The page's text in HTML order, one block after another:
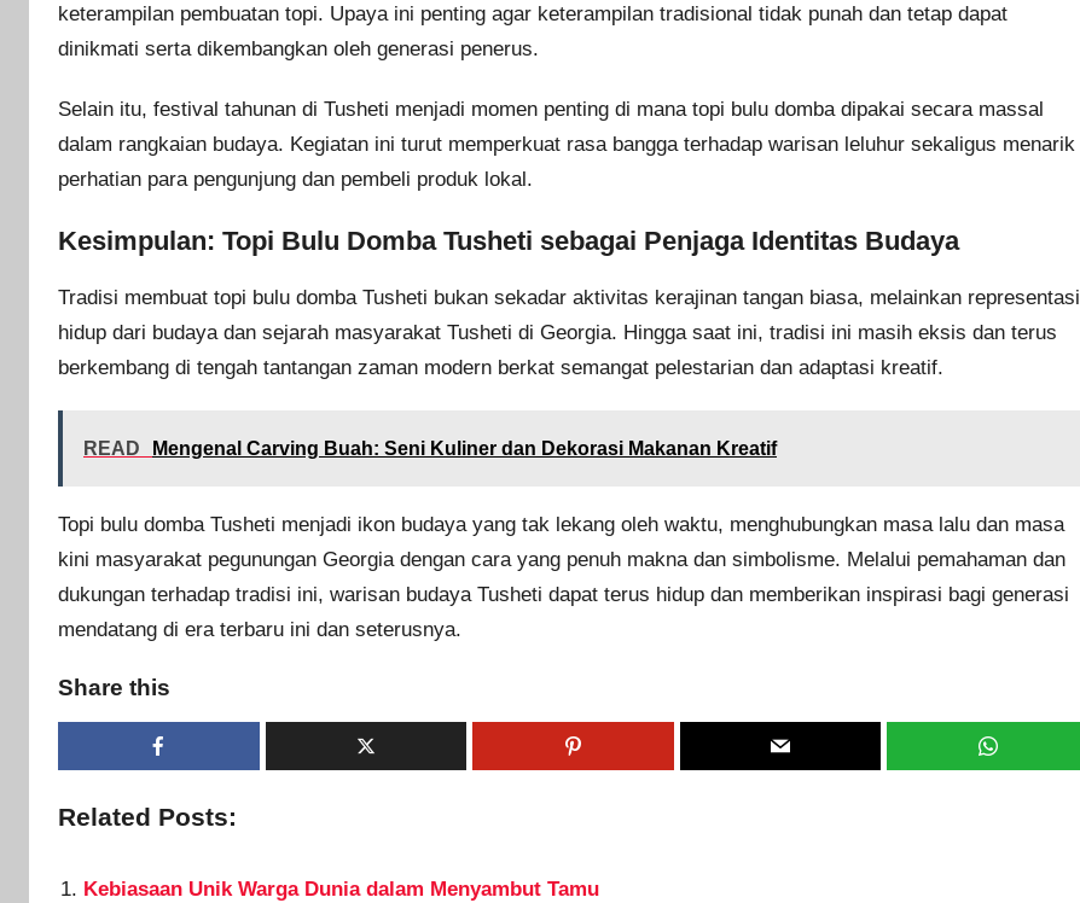
keterampilan pembuatan topi. Upaya ini penting agar keterampilan tradisional tidak punah dan tetap dapat
dinikmati serta dikembangkan oleh generasi penerus.
Selain itu, festival tahunan di Tusheti menjadi momen penting di mana topi bulu domba dipakai secara massal
dalam rangkaian budaya. Kegiatan ini turut memperkuat rasa bangga terhadap warisan leluhur sekaligus menarik
perhatian para pengunjung dan pembeli produk lokal.
Kesimpulan: Topi Bulu Domba Tusheti sebagai Penjaga Identitas Budaya
Tradisi membuat topi bulu domba Tusheti bukan sekadar aktivitas kerajinan tangan biasa, melainkan representasi
hidup dari budaya dan sejarah masyarakat Tusheti di Georgia. Hingga saat ini, tradisi ini masih eksis dan terus
berkembang di tengah tantangan zaman modern berkat semangat pelestarian dan adaptasi kreatif.
READ Mengenal Carving Buah: Seni Kuliner dan Dekorasi Makanan Kreatif
Topi bulu domba Tusheti menjadi ikon budaya yang tak lekang oleh waktu, menghubungkan masa lalu dan masa
kini masyarakat pegunungan Georgia dengan cara yang penuh makna dan simbolisme. Melalui pemahaman dan
dukungan terhadap tradisi ini, warisan budaya Tusheti dapat terus hidup dan memberikan inspirasi bagi generasi
mendatang di era terbaru ini dan seterusnya.
Share this
Related Posts:
Kebiasaan Unik Warga Dunia dalam Menyambut Tamu